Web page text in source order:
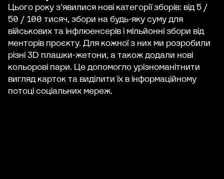
Цього року зʼявилися нові категорії зборів: від 5 /
50 / 100 тисяч, збори на будь-яку суму для
військових та інфлюенсерів і мільйонні збори від
менторів проєкту. Для кожної з них ми розробили
різні 3D плашки-жетони, а також додали нові
кольорові пари. Це допомогло урізноманітнити
вигляд карток та виділити їх в інформаційному
потоці соціальних мереж.